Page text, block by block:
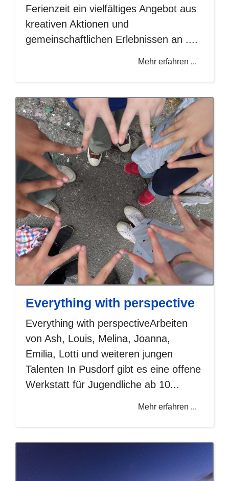
Ferienzeit ein vielfältiges Angebot aus
kreativen Aktionen und
gemeinschaftlichen Erlebnissen an ....
Mehr erfahren ...
Everything with perspective
Everything with perspectiveArbeiten
von Ash, Louis, Melina, Joanna,
Emilia, Lotti und weiteren jungen
Talenten In Pusdorf gibt es eine offene
Werkstatt für Jugendliche ab 10...
Mehr erfahren ...